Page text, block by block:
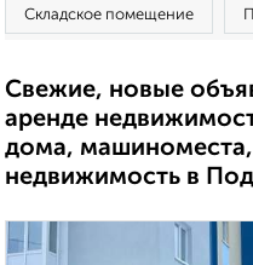
Складское помещение
Свежие, новые
аренде
дома,
недвижимость в